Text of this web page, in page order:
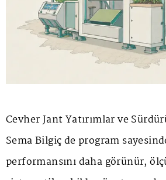
Cevher Jant Yatırımlar ve
Sema Bilgiç de program
performansını daha görünür,